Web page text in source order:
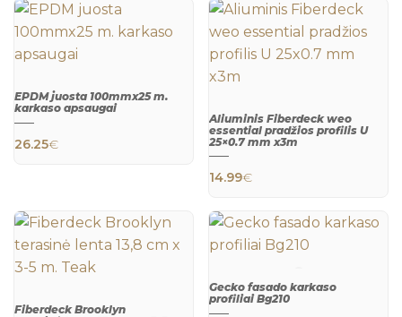
EPDM juosta 100mmx25 m.
karkaso apsaugai
26.25€
Aliuminis Fiberdeck weo
essential pradžios profilis U
25×0.7 mm x3m
14.99€
Fiberdeck Brooklyn
Gecko fasado karkaso
profiliai Bg210